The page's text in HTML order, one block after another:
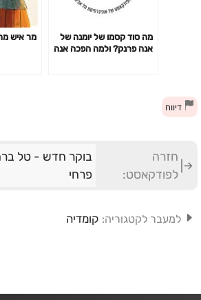
מה סוד קסמו של יומנה של
אנה פרנק? ולמה הפכה אנה
מר איש
דיווח
חזרה
לפודקאסט:
בוקר חדש - טל
פרחי
למעבר לקטגוריה: קומדיה